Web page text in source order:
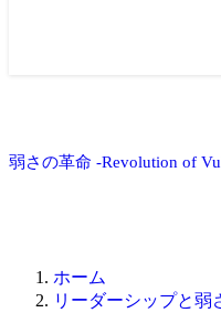
弱さの革命 -Revolution of
ホーム
リーダーシップと弱